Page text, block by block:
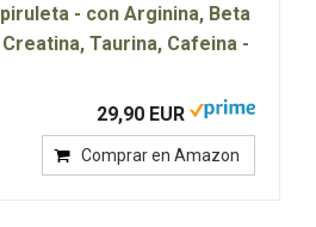
- con Arginina, Beta
Taurina, Cafeina -
29,90 EUR
Comprar en Amazon